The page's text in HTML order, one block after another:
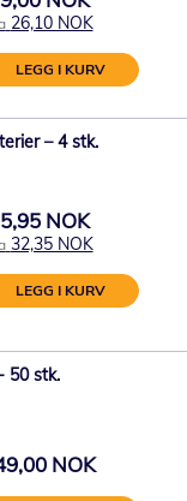
26,10 NOK
LEGG I KURV
– 4 stk.
NOK
32,35 NOK
LEGG I KURV
50 stk.
NOK